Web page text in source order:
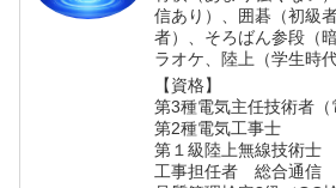
信あり）、囲碁（初級
者）、そろばん参段（
ラオケ、陸上（学生時
【資格】
第3種電気主任技術者（
第2種電気工事士
第１級陸上無線技術士
工事担任者 総合通信